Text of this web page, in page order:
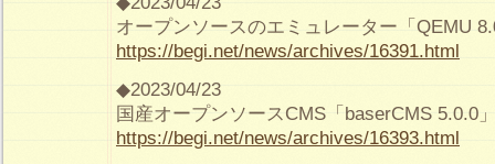
オープンソースのエミュレーター「QEMU
https://begi.net/news/archives/16391.html
◆2023/04/23
国産オープンソースCMS「baserCMS 5.0.0
https://begi.net/news/archives/16393.html